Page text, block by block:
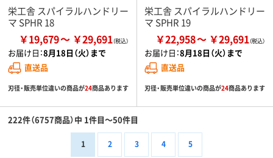
栄工舎 スパイラルハンドリー
マ SPHR 18
￥19,679 ￥29,691
お届け日：8月18日（火）まで
直送品
刃径・販売単位違いの商品が24商品あります
栄工舎 スパイラルハンドリー
マ SPHR 19
￥22,958 ￥29,691
お届け日：8月18日（火）まで
直送品
刃径・販売単位違いの商品が24商品あります
222件（6757商品）中 1件目～50件目
1 2 3 4 5